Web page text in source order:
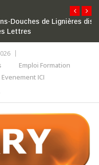
distinguée par
Emploi Formation
ICI